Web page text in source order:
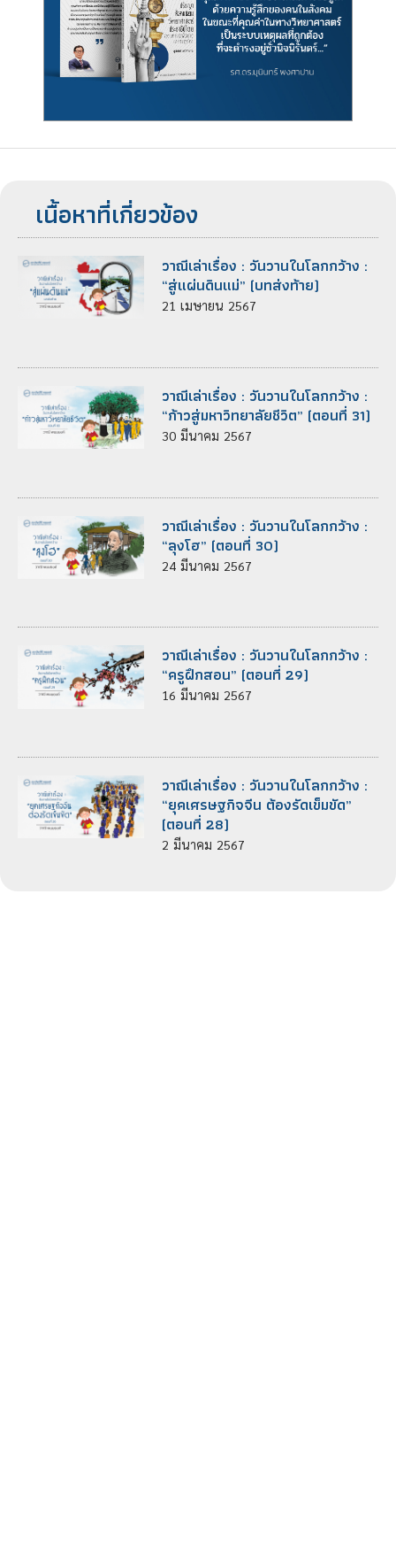
เนื้อหาที่เกี่ยวข้อง
วาณีเล่าเรื่อง : วันวานในโลกกว้าง :
“สู่แผ่นดินแม่” (บทส่งท้าย)
21 เมษายน 2567
วาณีเล่าเรื่อง : วันวานในโลกกว้าง :
“ก้าวสู่มหาวิทยาลัยชีวิต” (ตอนที่ 31)
30 มีนาคม 2567
วาณีเล่าเรื่อง : วันวานในโลกกว้าง :
“ลุงโฮ” (ตอนที่ 30)
24 มีนาคม 2567
วาณีเล่าเรื่อง : วันวานในโลกกว้าง :
“ครูฝึกสอน” (ตอนที่ 29)
16 มีนาคม 2567
วาณีเล่าเรื่อง : วันวานในโลกกว้าง :
“ยุคเศรษฐกิจจีน ต้องรัดเข็มขัด”
(ตอนที่ 28)
2 มีนาคม 2567